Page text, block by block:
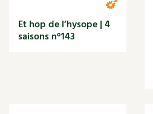
Légumineuse
Macérat
Et hop de l’hysope | 4
saisons n°143